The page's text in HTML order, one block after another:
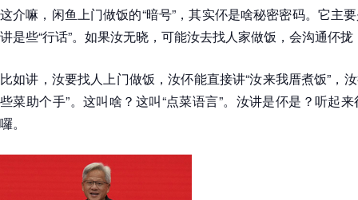
这介嘛，闲鱼上门做饭的“暗号”，其实伓是啥秘密密码。它主
讲是些“行话”。如果汝无晓，可能汝去找人家做饭，会沟通伓拢
比如讲，汝要找人上门做饭，汝伓能直接讲“汝来我厝煮饭”，
些菜助个手”。这叫啥？这叫“点菜语言”。汝讲是伓是？听起
囉。